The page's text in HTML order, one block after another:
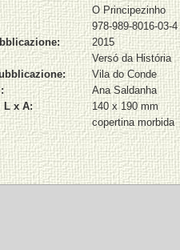
O Principezinho
978-989-8016-03-4
2015
Versó da História
Vila do Conde
Ana Saldanha
L x A:
140 x 190 mm
copertina morbida